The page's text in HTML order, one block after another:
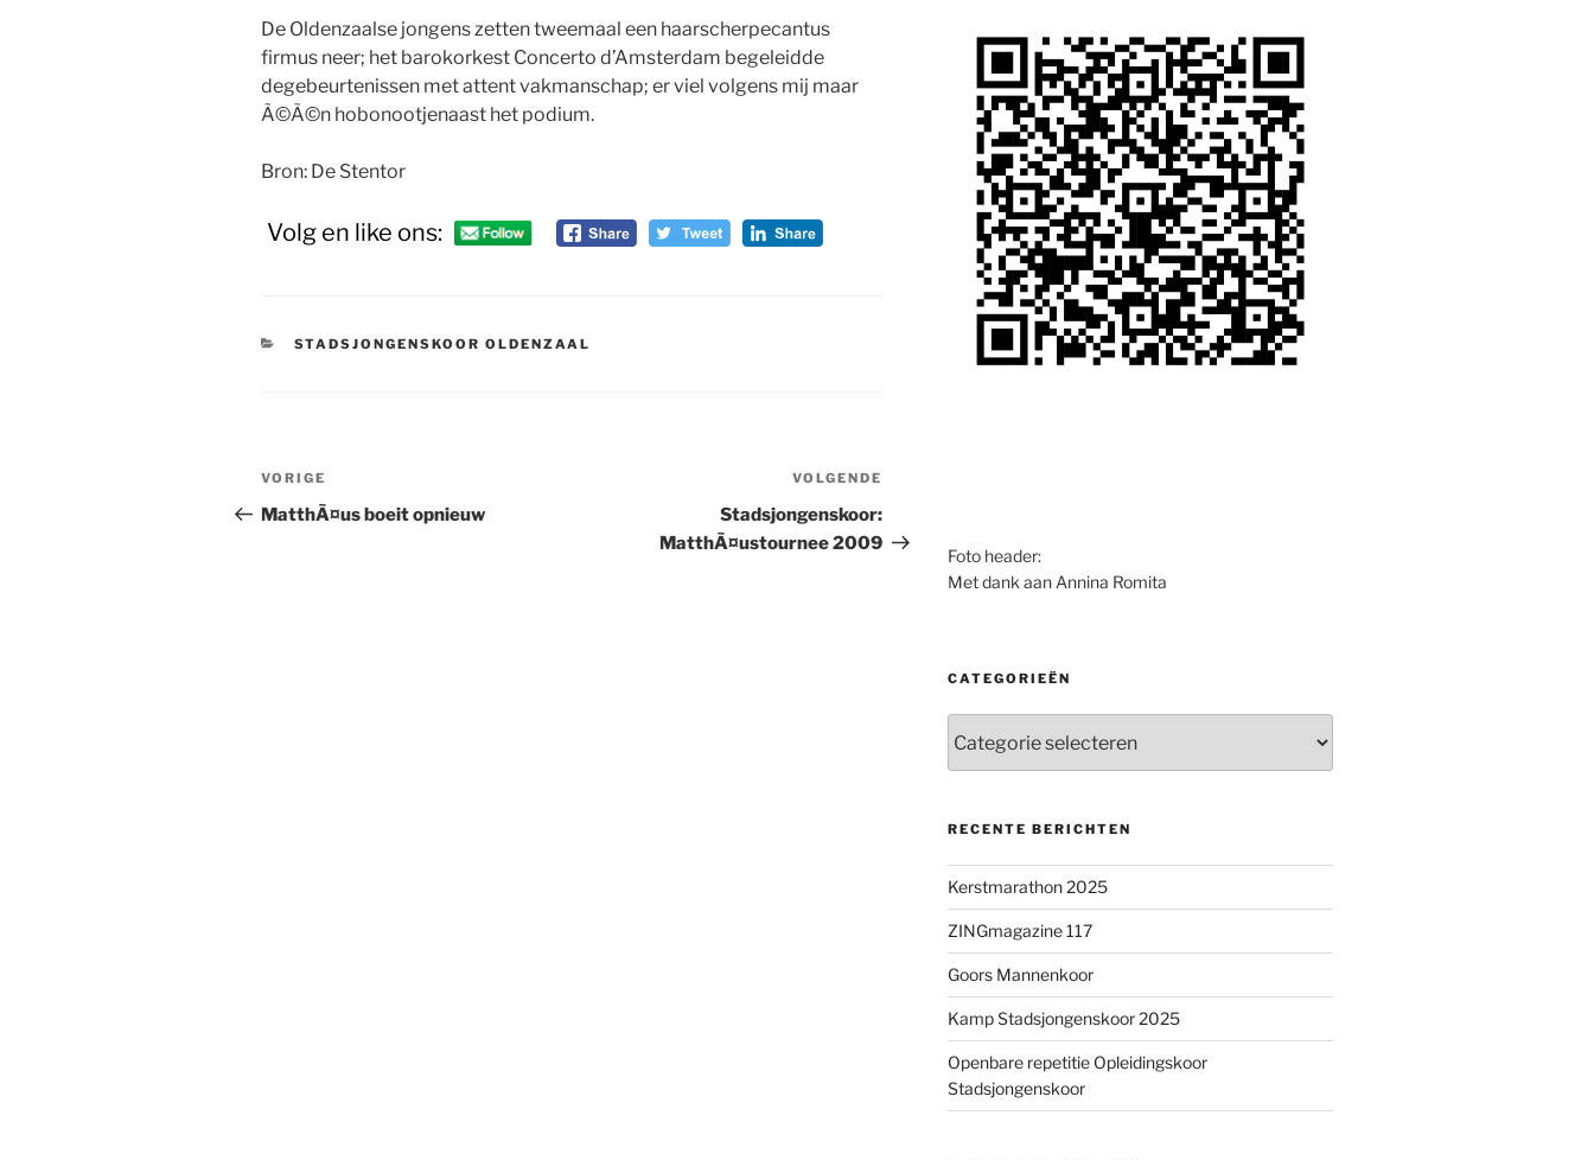
De Oldenzaalse jongens zetten tweemaal een haarscherpecantus
firmus neer; het barokorkest Concerto d’Amsterdam begeleidde
degebeurtenissen met attent vakmanschap; er viel volgens mij maar
Ã©Ã©n hobonootjenaast het podium.
Bron: De Stentor
Volg en like ons:
CATEGORIEËN
STADSJONGENSKOOR OLDENZAAL
Bericht
navigatie
Vorig
bericht
VORIGE
MatthÃ¤us boeit opnieuw
bericht
VOLGENDE
Stadsjongenskoor:
MatthÃ¤ustournee 2009
Foto header:
Met dank aan Annina Romita
CATEGORIEËN
RECENTE BERICHTEN
Kerstmarathon 2025
ZINGmagazine 117
Goors Mannenkoor
Kamp Stadsjongenskoor 2025
Openbare repetitie Opleidingskoor
Stadsjongenskoor